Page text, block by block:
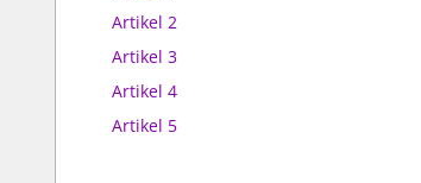
Artikel 2
Artikel 3
Artikel 4
Artikel 5